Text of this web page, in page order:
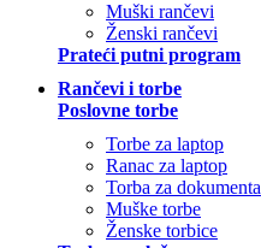
Muški rančevi
Ženski rančevi
Prateći putni program
Rančevi i torbe
Poslovne torbe
Torbe za laptop
Ranac za laptop
Torba za dokumenta
Muške torbe
Ženske torbice